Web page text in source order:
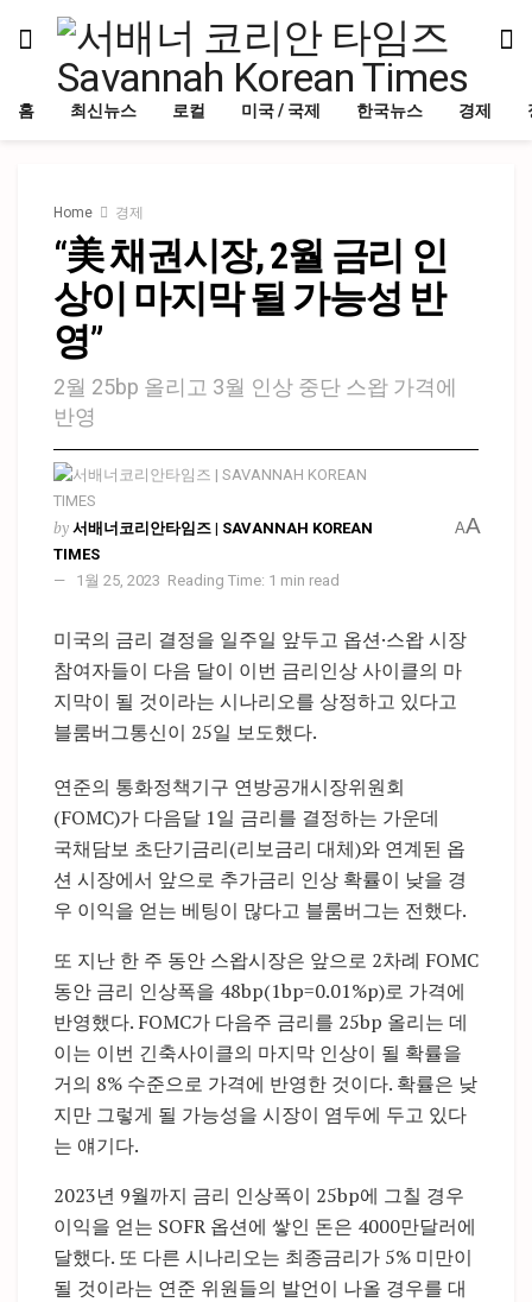
홈 최신뉴스 로컬 미국 / 국제 한국뉴스 경제
Home 경제
“美 채권시장, 2월 금리 인
상이 마지막 될 가능성 반
영”
2월 25bp 올리고 3월 인상 중단 스왑 가격에
반영
by 서배너코리안타임즈 | SAVANNAH KOREAN
TIMES
1월 25, 2023 Reading Time: 1 min read
AA
미국의 금리 결정을 일주일 앞두고 옵션·스왑 시장
참여자들이 다음 달이 이번 금리인상 사이클의 마
지막이 될 것이라는 시나리오를 상정하고 있다고
블룸버그통신이 25일 보도했다.
연준의 통화정책기구 연방공개시장위원회
(FOMC)가 다음달 1일 금리를 결정하는 가운데
국채담보 초단기금리(리보금리 대체)와 연계된 옵
션 시장에서 앞으로 추가금리 인상 확률이 낮을 경
우 이익을 얻는 베팅이 많다고 블룸버그는 전했다.
또 지난 한 주 동안 스왑시장은 앞으로 2차례 FOMC
동안 금리 인상폭을 48bp(1bp=0.01%p)로 가격에
반영했다. FOMC가 다음주 금리를 25bp 올리는 데
이는 이번 긴축사이클의 마지막 인상이 될 확률을
거의 8% 수준으로 가격에 반영한 것이다. 확률은 낮
지만 그렇게 될 가능성을 시장이 염두에 두고 있다
는 얘기다.
2023년 9월까지 금리 인상폭이 25bp에 그칠 경우
이익을 얻는 SOFR 옵션에 쌓인 돈은 4000만달러에
달했다. 또 다른 시나리오는 최종금리가 5% 미만이
될 것이라는 연준 위원들의 발언이 나올 경우를 대